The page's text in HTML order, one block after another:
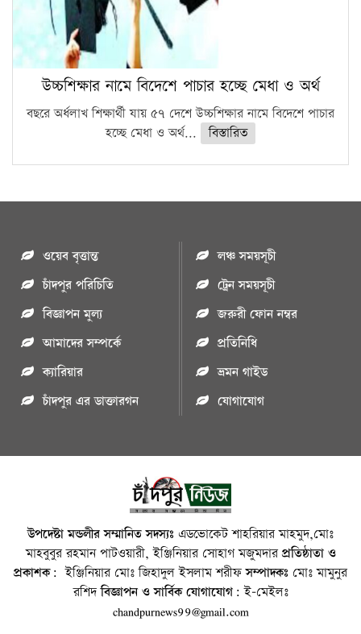
উচ্চশিক্ষার নামে বিদেশে পাচার হচ্ছে মেধা ও অর্থ
বছরে অর্ধলাখ শিক্ষার্থী যায় ৫৭ দেশে উচ্চশিক্ষার নামে বিদেশে পাচার
হচ্ছে মেধা ও অর্থ...
বিস্তারিত
ওয়েব বৃত্তান্ত
চাঁদপুর পরিচিতি
বিজ্ঞাপন মুল্য
আমাদের সম্পর্কে
ক্যারিয়ার
চাঁদপুর এর ডাক্তারগন
লঞ্চ সময়সূচী
ট্রেন সময়সূচী
জরুরী ফোন নম্বর
প্রতিনিধি
ভ্রমন গাইড
যোগাযোগ
উপদেষ্টা মন্ডলীর সম্মানিত সদস্যঃ এডভোকেট শাহরিয়ার মাহমুদ,মোঃ
মাহবুবুর রহমান পাটওয়ারী, ইঞ্জিনিয়ার সোহাগ মজুমদারপ্রতিষ্ঠাতা ও
প্রকাশক: ইঞ্জিনিয়ার মোঃ জিহাদুল ইসলাম শরীফসম্পাদকঃ মোঃ মামুনুর
রশিদবিজ্ঞাপন ও সার্বিক যোগাযোগ: ই-মেইলঃ
chandpurnews99@gmail.com